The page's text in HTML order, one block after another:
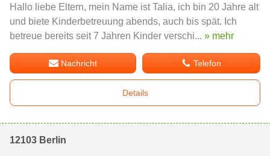
Hallo liebe Eltern, mein Name ist Talia, ich bin 20 Jahre alt
und biete Kinderbetreuung abends, auch bis spät. Ich
betreue bereits seit 7 Jahren Kinder verschi... » mehr
Nachricht Telefon
Details
12103 Berlin